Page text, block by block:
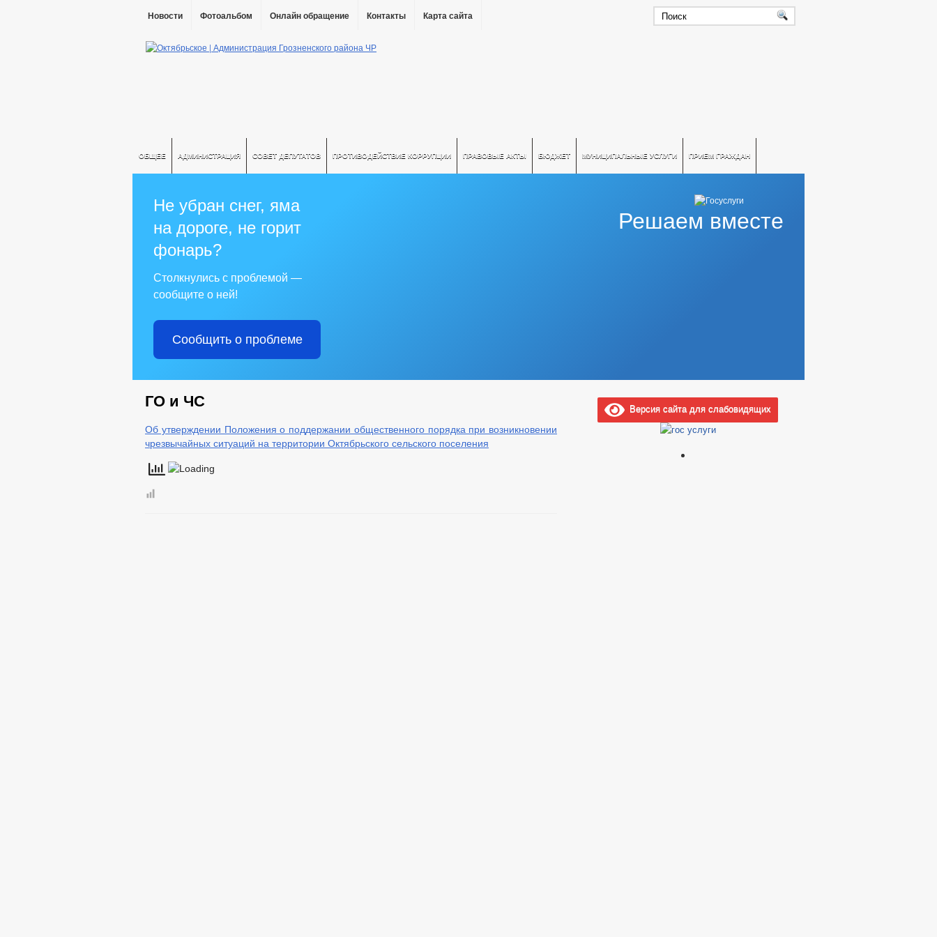
Новости Фотоальбом Онлайн обращение Контакты Карта сайта
ОБЩЕЕ АДМИНИСТРАЦИЯ СОВЕТ ДЕПУТАТОВ ПРОТИВОДЕЙСТВИЕ КОРРУПЦИИ ПРАВОВЫЕ АКТЫ БЮДЖЕТ МУНИЦИПАЛЬНЫЕ УСЛУГИ ПРИЕМ ГРАЖДАН
Решаем вместе
Не убран снег, яма
на дороге, не горит
фонарь?
Столкнулись с проблемой —
сообщите о ней!
Сообщить о проблеме
ГО и ЧС
Об утверждении Положения о поддержании общественного порядка при возникновении
чрезвычайных ситуаций на территории Октябрьского сельского поселения
Версия сайта для слабовидящих